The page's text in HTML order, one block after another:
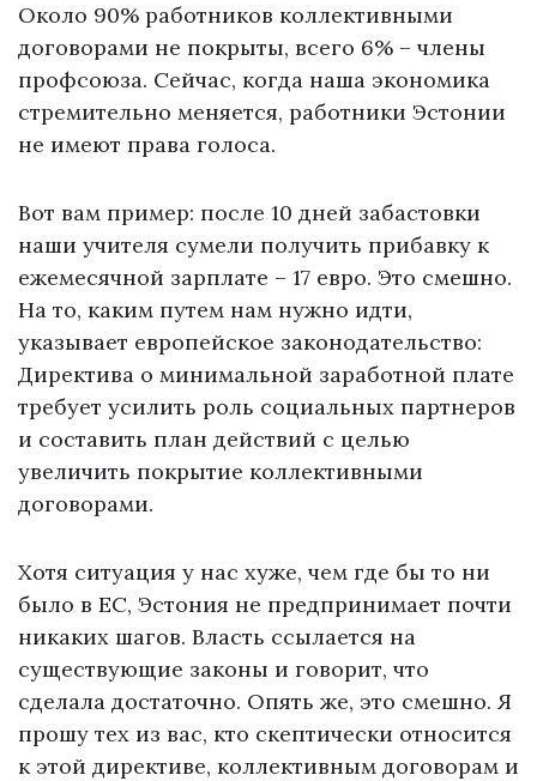
Около 90% работников коллективными
договорами не покрыты, всего 6% – члены
профсоюза. Сейчас, когда наша экономика
стремительно меняется, работники Эстонии
не имеют права голоса.
Вот вам пример: после 10 дней забастовки
наши учителя сумели получить прибавку к
ежемесячной зарплате – 17 евро. Это смешно.
На то, каким путем нам нужно идти,
указывает европейское законодательство:
Директива о минимальной заработной плате
требует усилить роль социальных партнеров
и составить план действий с целью
увеличить покрытие коллективными
договорами.
Хотя ситуация у нас хуже, чем где бы то ни
было в ЕС, Эстония не предпринимает почти
никаких шагов. Власть ссылается на
существующие законы и говорит, что
сделала достаточно. Опять же, это смешно. Я
прошу тех из вас, кто скептически относится
к этой директиве, коллективным договорам и